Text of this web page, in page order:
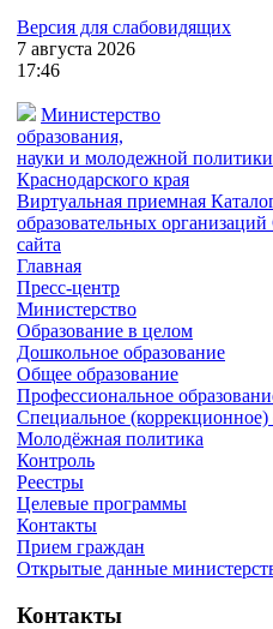
Версия для слабовидящих
7 августа 2026
17:46
Министерство
образования,
науки и молодежной политики
Краснодарского края
Виртуальная приемная
образовательных организаций
сайта
Главная
Пресс-центр
Министерство
Образование в целом
Дошкольное образование
Общее образование
Профессиональное
Специальное (коррекционное)
Молодёжная политика
Контроль
Реестры
Целевые программы
Контакты
Прием граждан
Открытые данные
Контакты